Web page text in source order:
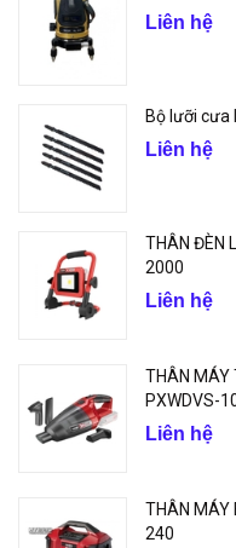
Liên hệ
Bộ lưỡi cưa
Liên hệ
THÂN ĐÈN
2000
Liên hệ
THÂN MÁY
PXWDVS-
Liên hệ
THÂN MÁY
240